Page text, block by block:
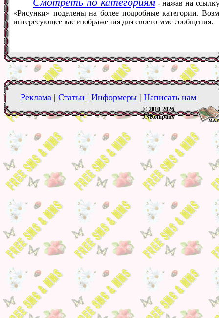
- нажав на
«Рисунки» поделены на более подробные категории.
интересующее вас изображения для своего ммс сообщения.
Реклама | Статьи | Информеры | Написать нам
© 2010-2026
JNKompany